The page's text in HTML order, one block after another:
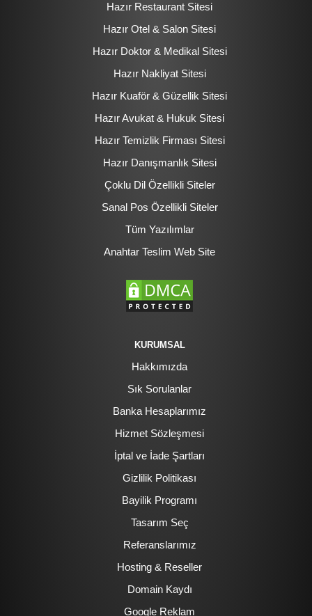
Hazır Restaurant Sitesi
Hazır Otel & Salon Sitesi
Hazır Doktor & Medikal Sitesi
Hazır Nakliyat Sitesi
Hazır Kuaför & Güzellik Sitesi
Hazır Avukat & Hukuk Sitesi
Hazır Temizlik Firması Sitesi
Hazır Danışmanlık Sitesi
Çoklu Dil Özellikli Siteler
Sanal Pos Özellikli Siteler
Tüm Yazılımlar
Anahtar Teslim Web Site
KURUMSAL
Hakkımızda
Sık Sorulanlar
Banka Hesaplarımız
Hizmet Sözleşmesi
İptal ve İade Şartları
Gizlilik Politikası
Bayilik Programı
Tasarım Seç
Referanslarımız
Hosting & Reseller
Domain Kaydı
Google Reklam